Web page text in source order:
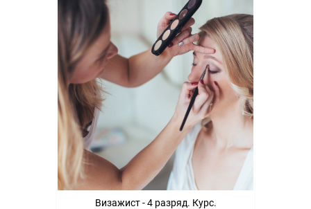
Визажист - 4 разряд. Курс.